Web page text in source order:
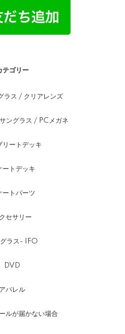
テゴリー
ラス / クリアレンズ
ングラス / PCメガネ
リートデッキ
ートデッキ
ートパーツ
セサリー
ラス- IFO
DVD
アパレル
ルが届かない場合